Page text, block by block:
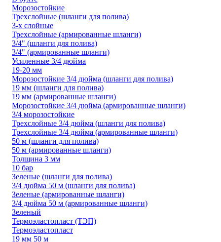
Морозостойкие
Трехслойные (шланги для полива)
3-х слойные
Трехслойные (армированные шланги)
3/4" (шланги для полива)
3/4" (армированные шланги)
Усиленные 3/4 дюйма
19-20 мм
Морозостойкие 3/4 дюйма (шланги для полива)
19 мм (шланги для полива)
19 мм (армированные шланги)
Морозостойкие 3/4 дюйма (армированные шланги)
3/4 морозостойкие
Трехслойные 3/4 дюйма (шланги для полива)
Трехслойные 3/4 дюйма (армированные шланги)
50 м (шланги для полива)
50 м (армированные шланги)
Толщина 3 мм
10 бар
Зеленые (шланги для полива)
3/4 дюйма 50 м (шланги для полива)
Зеленые (армированные шланги)
3/4 дюйма 50 м (армированные шланги)
Зеленый
Термоэластопласт (ТЭП)
Термоэластопласт
19 мм 50 м